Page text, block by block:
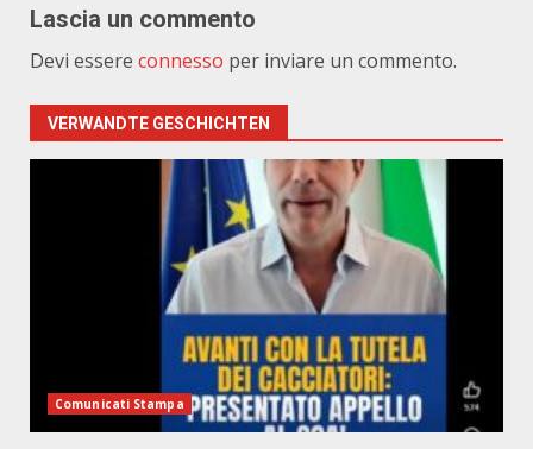
Lascia un commento
Devi essere connesso per inviare un commento.
VERWANDTE GESCHICHTEN
Comunicati Stampa